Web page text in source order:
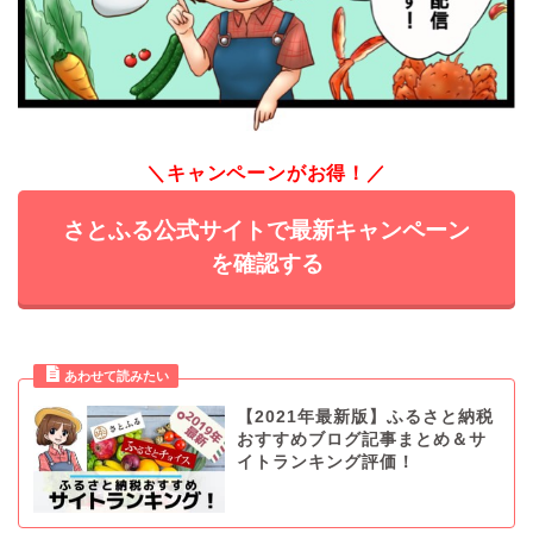
＼キャンペーンがお得！／
さとふる公式サイトで最新キャンペーン
を確認する
【2021年最新版】ふるさと納税
おすすめブログ記事まとめ＆サ
イトランキング評価！